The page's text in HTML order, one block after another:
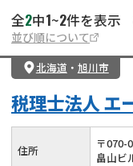
全2中1~2件を表示
並び順について
北海道 ・ 旭川市
税理士法人 エ
住所 〒070-
畠山ビ